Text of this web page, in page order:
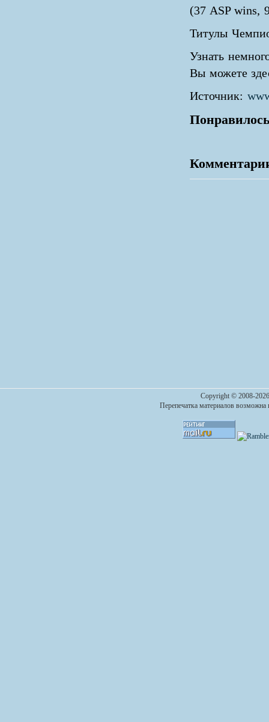
(37 ASP wins,
Титулы
Узнать
Вы можете
Источник:
Copyright © 2008-
Перепечатка материалов возможна